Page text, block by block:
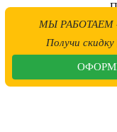
МЫ РАБОТАЕМ -
Получи скидку